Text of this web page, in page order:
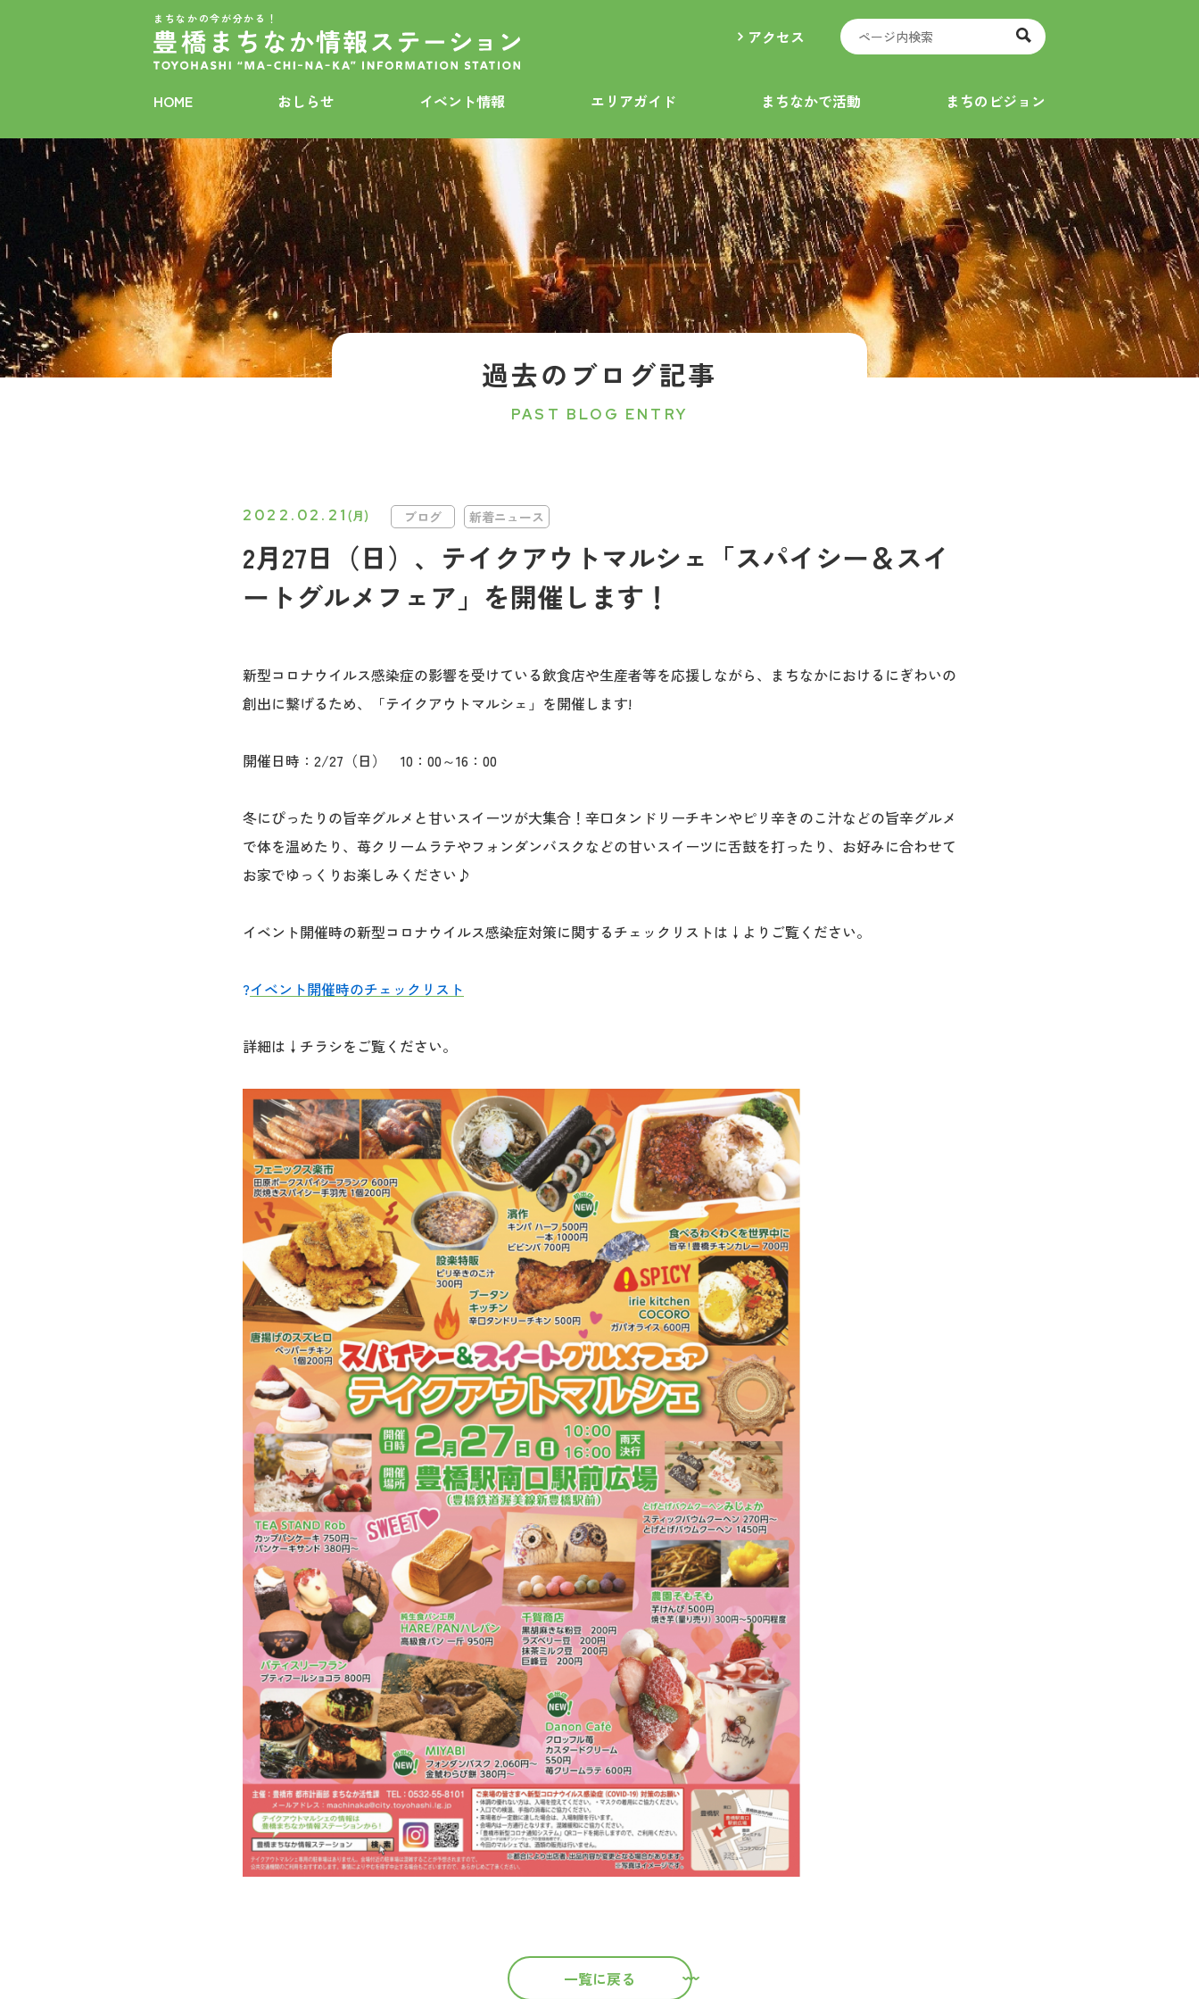
まちなかの今が分かる！
アクセス
HOME おしらせ イベント情報 エリアガイド まちなかで活動 まちのビジョン
過去のブログ記事
PAST BLOG ENTRY
2月27日（日）、テイクアウトマルシェ「スパイシー＆スイ
ートグルメフェア」を開催します！
2022.02.21 (月) ブログ 新着ニュース
新型コロナウイルス感染症の影響を受けている飲食店や生産者等を応援しながら、まちなかにおけるにぎわいの
創出に繋げるため、「テイクアウトマルシェ」を開催します!
開催日時：2/27（日） 10：00～16：00
冬にぴったりの旨辛グルメと甘いスイーツが大集合！辛口タンドリーチキンやピリ辛きのこ汁などの旨辛グルメ
で体を温めたり、苺クリームラテやフォンダンバスクなどの甘いスイーツに舌鼓を打ったり、お好みに合わせて
お家でゆっくりお楽しみください♪
イベント開催時の新型コロナウイルス感染症対策に関するチェックリストは↓よりご覧ください。
?イベント開催時のチェックリスト
詳細は↓チラシをご覧ください。
一覧に戻る